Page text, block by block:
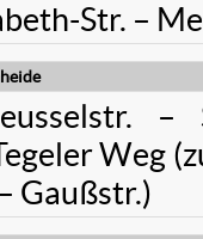
Str. –
–
Weg
Gaußstr.)